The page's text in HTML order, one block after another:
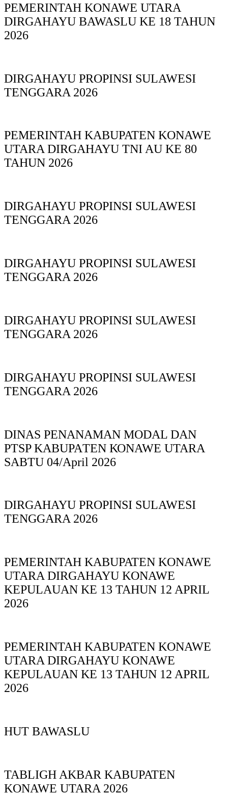
PEMERINTAH KONAWE UTARA
DIRGAHAYU BAWASLU KE 18 TAHUN
2026
DIRGAHAYU PROPINSI SULAWESI
TENGGARA 2026
PEMERINTAH KABUPATEN KONAWE
UTARA DIRGAHAYU TNI AU KE 80
TAHUN 2026
DIRGAHAYU PROPINSI SULAWESI
TENGGARA 2026
DIRGAHAYU PROPINSI SULAWESI
TENGGARA 2026
DIRGAHAYU PROPINSI SULAWESI
TENGGARA 2026
DIRGAHAYU PROPINSI SULAWESI
TENGGARA 2026
DINAS PΕΝΑΝΑΜAN MODAL DAN
PTSP KABUPAΤΕΝ ΚΟNAWE UTARA
SABTU 04/April 2026
DIRGAHAYU PROPINSI SULAWESI
TENGGARA 2026
PEMERINTAH KABUPATEN KONAWE
UTARA DIRGAHAYU KONAWE
KEPULAUAN KE 13 TAHUN 12 APRIL
2026
PEMERINTAH KABUPATEN KONAWE
UTARA DIRGAHAYU KONAWE
KEPULAUAN KE 13 TAHUN 12 APRIL
2026
HUT BAWASLU
TABLIGH AKBAR KABUPATEN
KONAWE UTARA 2026